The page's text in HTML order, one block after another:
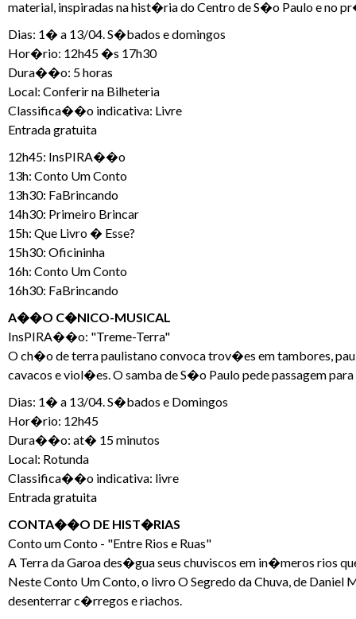
material, inspiradas na hist�ria do Centro de S�o Paulo e no
Dias: 1� a 13/04. S�bados e domingos
Hor�rio: 12h45 �s 17h30
Dura��o: 5 horas
Local: Conferir na Bilheteria
Classifica��o indicativa: Livre
Entrada gratuita
12h45: InsPIRA��o
13h: Conto Um Conto
13h30: FaBrincando
14h30: Primeiro Brincar
15h: Que Livro � Esse?
15h30: Oficininha
16h: Conto Um Conto
16h30: FaBrincando
A��O C�NICO-MUSICAL
InsPIRA��o: "Treme-Terra"
O ch�o de terra paulistano convoca trov�es em tambores,
cavacos e viol�es. O samba de S�o Paulo pede passagem
Dias: 1� a 13/04. S�bados e Domingos
Hor�rio: 12h45
Dura��o: at� 15 minutos
Local: Rotunda
Classifica��o indicativa: livre
Entrada gratuita
CONTA��O DE HIST�RIAS
Conto um Conto - "Entre Rios e Ruas"
A Terra da Garoa des�gua seus chuviscos em in�meros rios
Neste Conto Um Conto, o livro O Segredo da Chuva, de
desenterrar c�rregos e riachos.